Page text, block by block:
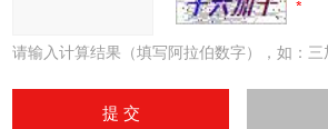
请输入计算结果（填写阿拉伯数字），如：三